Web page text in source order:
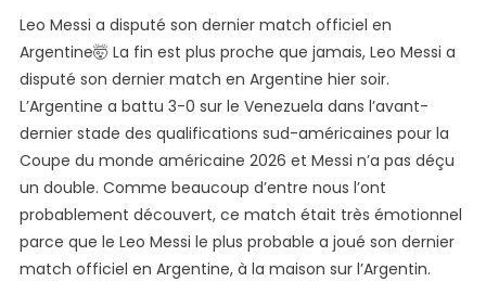
A
Le
Dernier
Match
En
Argentine
Leo Messi a disputé son dernier match officiel en
Argentine🤯 La fin est plus proche que jamais, Leo Messi a
disputé son dernier match en Argentine hier soir.
L’Argentine a battu 3-0 sur le Venezuela dans l’avant-
dernier stade des qualifications sud-américaines pour la
Coupe du monde américaine 2026 et Messi n’a pas déçu
un double. Comme beaucoup d’entre nous l’ont
probablement découvert, ce match était très émotionnel
parce que le Leo Messi le plus probable a joué son dernier
match officiel en Argentine, à la maison sur l’Argentin.